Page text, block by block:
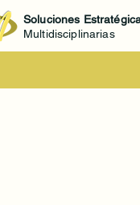
Soluciones
Multidisciplinarias